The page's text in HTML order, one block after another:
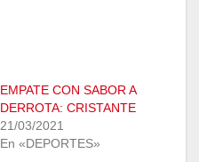
EMPATE CON SABOR A
DERROTA: CRISTANTE
21/03/2021
En «DEPORTES»